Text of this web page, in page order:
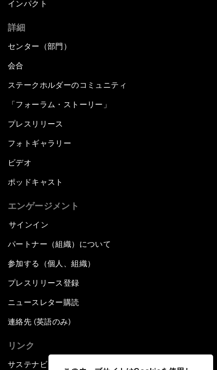
インパクト
詳細
センター（部門）
会合
ステークホルダーのコミュニティ
「フォーラム・ストーリー」
プレスリリース
フォトギャラリー
ビデオ
ポッドキャスト
エンゲージメント
サインイン
パートナー（組織）について
参加する（個人、組織）
プレスリリース登録
ニュースレター購読
連絡先 (英語のみ)
リンク
サステナビリティへの取り組み